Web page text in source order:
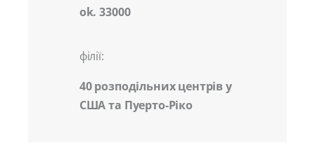
ok. 33000
філії:
40 розподільних центрів у
США та Пуерто-Ріко